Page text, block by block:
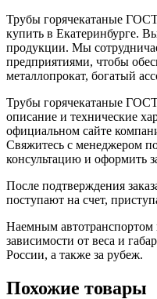
Трубы горячекатаные
купить в Екатеринбурге.
продукции. Мы
предприятиями, чтобы
металлопрокат, богатый
Трубы горячекатаные
описание и технические
официальном сайте
Свяжитесь с менеджером
консультацию и оформить
После подтверждения
поступают на счет,
Наемным автотранспортом
зависимости от веса и
России, а также за рубеж.
Похожие товары